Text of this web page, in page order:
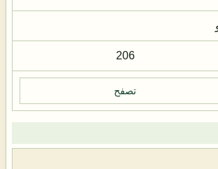
206
تصفح